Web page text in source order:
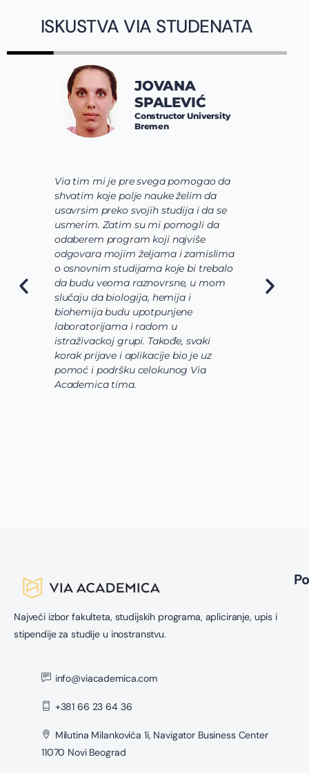
ISKUSTVA VIA STUDENATA
Via tim mi je pre svega pomogao da
shvatim koje polje nauke želim da
usavrsim preko svojih studija i da se
usmerim. Zatim su mi pomogli da
odaberem program koji najviše
odgovara mojim željama i zamislima
o osnovnim studijama koje bi trebalo
da budu veoma raznovrsne, u mom
slučaju da biologija, hemija i
biohemija budu upotpunjene
laboratorijama i radom u
istraživackoj grupi. Takođe, svaki
korak prijave i aplikacije bio je uz
pomoć i podršku celokunog Via
Academica tima.
JOVANA
SPALEVIĆ
Constructor University
Bremen
Najveći izbor fakulteta, studijskih programa, apliciranje, upis i
stipendije za studije u inostranstvu.
info@viacademica.com
+381 66 23 64 36
Milutina Milankovića 1i, Navigator Business Center
11070 Novi Beograd